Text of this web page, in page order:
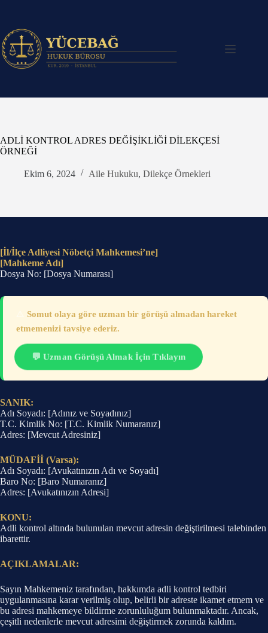
ADLİ KONTROL ADRES DEĞİŞİKLİĞİ DİLEKÇESİ
ÖRNEĞİ
Ekim 6, 2024 Aile Hukuku, Dilekçe Örnekleri
[İl/İlçe Adliyesi Nöbetçi Mahkemesi’ne]
[Mahkeme Adı]
Dosya No: [Dosya Numarası]
Somut olaya göre uzman bir görüşü almadan hareket
etmemenizi tavsiye ederiz.
💬 Uzman Görüşü Almak İçin Tıklayın
SANIK:
Adı Soyadı: [Adınız ve Soyadınız]
T.C. Kimlik No: [T.C. Kimlik Numaranız]
Adres: [Mevcut Adresiniz]
MÜDAFİİ (Varsa):
Adı Soyadı: [Avukatınızın Adı ve Soyadı]
Baro No: [Baro Numaranız]
Adres: [Avukatınızın Adresi]
KONU:
Adli kontrol altında bulunulan mevcut adresin değiştirilmesi talebinden
ibarettir.
AÇIKLAMALAR:
Sayın Mahkemeniz tarafından, hakkımda adli kontrol tedbiri
uygulanmasına karar verilmiş olup, belirli bir adreste ikamet etmem ve
bu adresi mahkemeye bildirme zorunluluğum bulunmaktadır. Ancak,
çeşitli nedenlerle mevcut adresimi değiştirmek zorunda kaldım.